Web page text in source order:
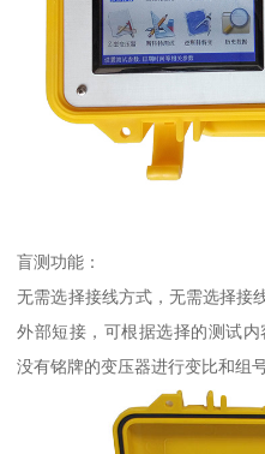
盲测功能：
无需选择接线方式，无需选择
外部短接，可根据选择的测试
没有铭牌的变压器进行变比和组